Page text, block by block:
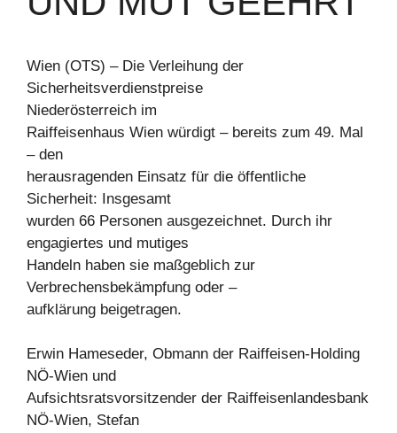
Wien (OTS) – Die Verleihung der
Sicherheitsverdienstpreise
Niederösterreich im
Raiffeisenhaus Wien würdigt – bereits zum 49. Mal
– den
herausragenden Einsatz für die öffentliche
Sicherheit: Insgesamt
wurden 66 Personen ausgezeichnet. Durch ihr
engagiertes und mutiges
Handeln haben sie maßgeblich zur
Verbrechensbekämpfung oder –
aufklärung beigetragen.
Erwin Hameseder, Obmann der Raiffeisen-Holding
NÖ-Wien und
Aufsichtsratsvorsitzender der Raiffeisenlandesbank
NÖ-Wien, Stefan